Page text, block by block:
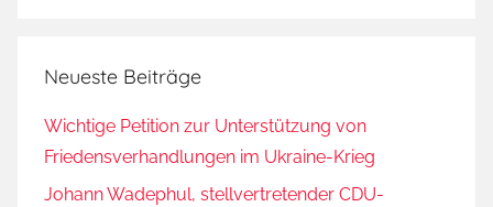
D
e
G
Neueste Beiträge
Wichtige Petition zur Unterstützung von
Friedensverhandlungen im Ukraine-Krieg
Johann Wadephul, stellvertretender CDU-